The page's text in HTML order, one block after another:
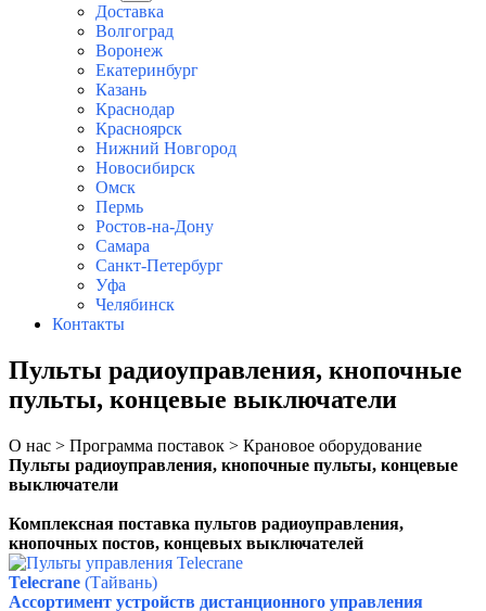
Доставка
Волгоград
Воронеж
Екатеринбург
Казань
Краснодар
Красноярск
Нижний Новгород
Новосибирск
Омск
Пермь
Ростов-на-Дону
Самара
Санкт-Петербург
Уфа
Челябинск
Контакты
Пульты радиоуправления, кнопочные
пульты, концевые выключатели
О нас > Программа поставок > Крановое оборудование
Пульты радиоуправления, кнопочные пульты, концевые
выключатели
Комплексная поставка пультов радиоуправления,
кнопочных постов, концевых выключателей
Telecrane (Тайвань)
Ассортимент устройств дистанционного управления